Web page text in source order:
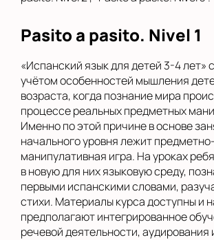
Pasito a pasito. Nivel 1
«Испанский язык для детей 3-4 лет»
учётом особенностей мышления
возраста, когда познание мира
процессе реальных предметных
Именно по этой причине в основе
начального уровня лежит предметно-
манипулативная игра. На уроках
в новую для них языковую среду,
первыми испанскими словами,
стихи. Материалы курса доступны и
предполагают интегрированное
речевой деятельности, аудирования